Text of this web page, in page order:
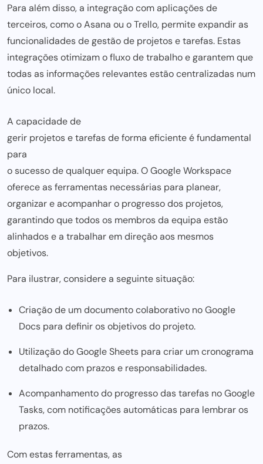
Para além disso, a integração com aplicações de
terceiros, como o Asana ou o Trello, permite expandir as
funcionalidades degestão de projetose tarefas. Estas
integraçõesotimizam o fluxo de trabalhoe garantem que
todas as informações relevantes estão centralizadas num
único local.
A capacidade de
gerir projetos e tarefas de forma eficiente é fundamental
para
o sucesso de qualquer equipa. O Google Workspace
oferece as ferramentas necessárias para planear,
organizar e acompanhar o progresso dos projetos,
garantindo que todos os membros da equipa estão
alinhados e a trabalhar em direção aos mesmos
objetivos.
Para ilustrar, considere a seguinte situação:
Criação de um documento colaborativo no Google
Docs para definir os objetivos do projeto.
Utilização do Google Sheets para criar um cronograma
detalhado com prazos e responsabilidades.
Acompanhamento do progresso das tarefas no Google
Tasks, com notificações automáticas para lembrar os
prazos.
Com estas ferramentas, as